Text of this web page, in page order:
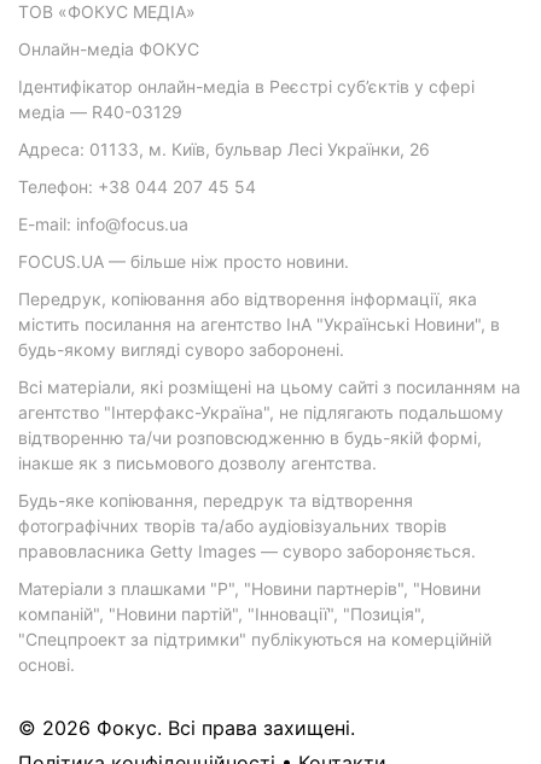
ТОВ «ФОКУС МЕДІА»
Онлайн-медіа ФОКУС
Ідентифікатор онлайн-медіа в Реєстрі суб’єктів у сфері
медіа — R40-03129
Адреса: 01133, м. Київ, бульвар Лесі Українки, 26
Телефон: +38 044 207 45 54
E-mail: info@focus.ua
FOCUS.UA — більше ніж просто новини.
Передрук, копіювання або відтворення інформації, яка
містить посилання на агентство ІнА "Українські Новини", в
будь-якому вигляді суворо заборонені.
Всі матеріали, які розміщені на цьому сайті з посиланням на
агентство "Інтерфакс-Україна", не підлягають подальшому
відтворенню та/чи розповсюдженню в будь-якій формі,
інакше як з письмового дозволу агентства.
Будь-яке копіювання, передрук та відтворення
фотографічних творів та/або аудіовізуальних творів
правовласника Getty Images — суворо забороняється.
Матеріали з плашками "Р", "Новини партнерів", "Новини
компаній", "Новини партій", "Інновації", "Позиція",
"Спецпроект за підтримки" публікуються на комерційній
основі.
© 2026 Фокус. Всі права захищені.